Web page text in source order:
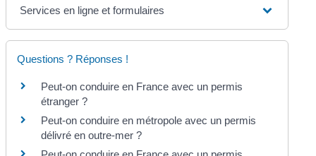
Services en ligne et formulaires
Questions ? Réponses !
Peut-on conduire en France avec un permis
étranger ?
Peut-on conduire en métropole avec un permis
délivré en outre-mer ?